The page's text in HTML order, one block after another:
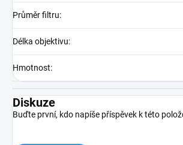
Průměr filtru:
Délka objektivu:
Hmotnost:
Diskuze
Buďte první, kdo napíše příspěvek k této